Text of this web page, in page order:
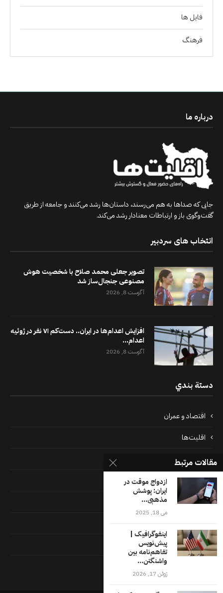
فايل ها
فرهنگ
درباره ما
جایی که صداها به هم می‌رسند، داستان‌ها رشد می‌کنند و جامعه از طریق
گفت‌وگوی باز و ارتباطات معنادار رشد می‌کند.
انتخاب های سردبیر
تصویر جعلی محمد صلاح با شخصیت هوش
مصنوعی جنجال‌ساز شد
آگوست 8, 2026
افزایش اعدام‌ها در ایران.. دست‌کم ۷۱ نفر در ژوئیه
اعدام...
آگوست 8, 2026
دستة بندي
اقتصاد و عمران
اقلیت‌ها
بین‌المللی
پرونده‌ها
جامعه
فايل ها
مقالات مرتبط
ازدواج موقت در
ایران: پوشش
مذهبی...
می 18, 2025
اینفوگرافیک |
پیش‌نویس
تفاهم‌نامه بین
واشنگتن...
ژوئن 17, 2026